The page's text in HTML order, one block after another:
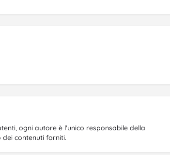
ogni autore è l'unico responsabile della
contenuti forniti.